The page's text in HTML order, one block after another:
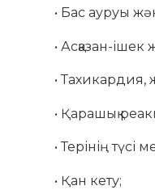
• Бас ауруы
• Асқазан-
• Тахикардия,
• Қарашық
• Терінің түсі
• Қан кету;